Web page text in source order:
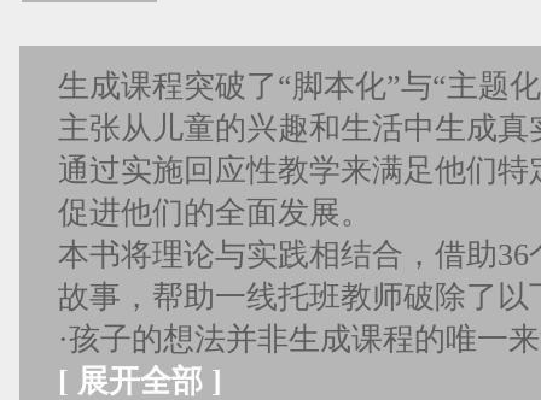
生成课程突破了“脚本化”与“主题
主张从儿童的兴趣和生活中生成
通过实施回应性教学来满足他们
促进他们的全面发展。
本书将理论与实践相结合，借助
故事，帮助一线托班教师破除了以
·孩子的想法并非生成课程的唯
[ 展开全部 ]